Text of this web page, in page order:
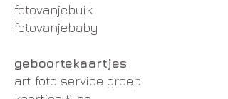
fotovanjebuik
fotovanjebaby
geboortekaartjes
art foto service groep